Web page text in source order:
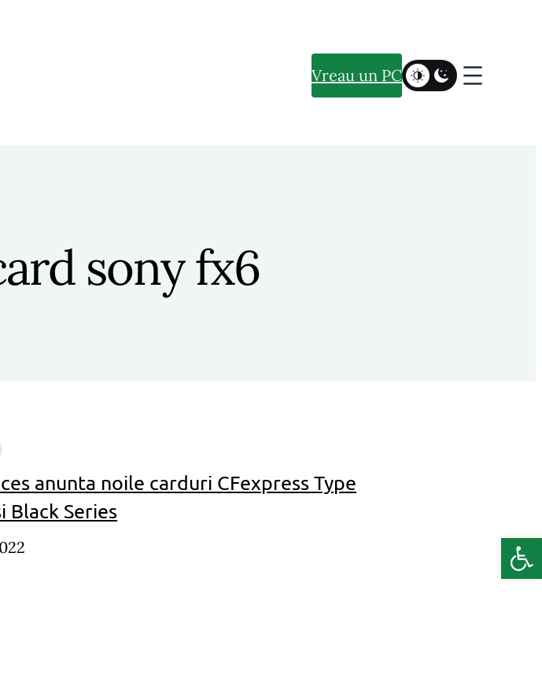
Vreau un PC
sony fx6
anunta noile carduri CFexpress Type
Black Series